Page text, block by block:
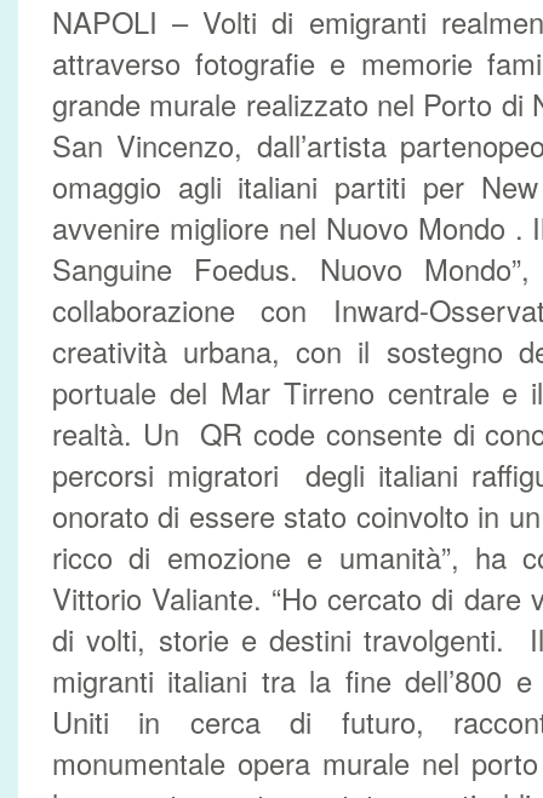
NAPOLI – Volti di emigranti
attraverso fotografie e memorie
grande murale realizzato nel Porto di
San Vincenzo, dall’artista
omaggio agli italiani partiti per
avvenire migliore nel Nuovo Mondo .
Sanguine Foedus. Nuovo
collaborazione con Inward-
creatività urbana, con il sostegno
portuale del Mar Tirreno centrale e
realtà. Un QR code consente di
percorsi migratori degli italiani
onorato di essere stato coinvolto in
ricco di emozione e umanità”, ha
Vittorio Valiante. “Ho cercato di dare
di volti, storie e destini travolgenti.
migranti italiani tra la fine dell’800
Uniti in cerca di futuro,
monumentale opera murale nel